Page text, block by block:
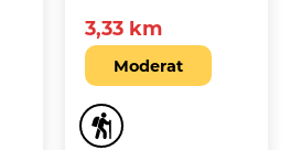
3,33 km
Moderat